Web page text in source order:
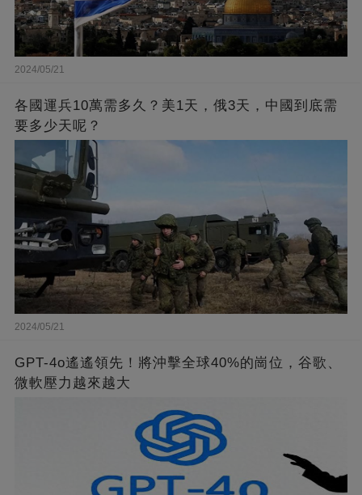
2024/05/21
各國運兵10萬需多久？美1天，俄3天，中國到底需
要多少天呢？
2024/05/21
GPT-4o遙遙領先！將沖擊全球40%的崗位，谷歌、
微軟壓力越來越大